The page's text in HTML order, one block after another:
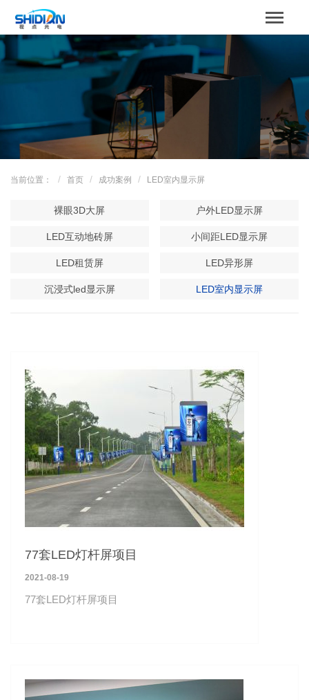
网站首页
关于我们
产品中心
成功案例
当前位置： 首页 成功案例 LED室内显示屏
裸眼3D大屏 户外LED显示屏
LED互动地砖屏 小间距LED显示屏
LED租赁屏 LED异形屏
沉浸式led显示屏 LED室内显示屏
77套LED灯杆屏项目
2021-08-19
77套LED灯杆屏项目